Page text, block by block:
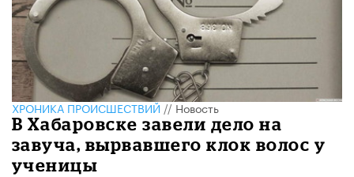
ХРОНИКА ПРОИСШЕСТВИЙ//Новость
В Хабаровске завели дело на
завуча, вырвавшего клок волос у
ученицы